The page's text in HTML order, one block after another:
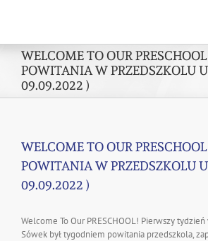
WELCOME TO OUR
POWITANIA W PRZEDSZKOLU
09.09.2022 )
WELCOME TO OUR
POWITANIA W PRZEDSZKOLU
09.09.2022 )
Welcome To Our PRESCHOOL! Pierwszy
Sówek był tygodniem powitania przedszkola,